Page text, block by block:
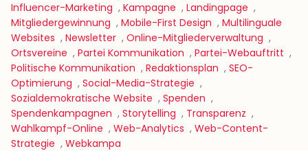
Influencer-Marketing , Kampagne , Landingpage ,
Mitgliedergewinnung , Mobile-First Design , Multilinguale
Websites , Newsletter , Online-Mitgliederverwaltung ,
Ortsvereine , Partei Kommunikation , Partei-Webauftritt ,
Politische Kommunikation , Redaktionsplan , SEO-
Optimierung , Social-Media-Strategie ,
Sozialdemokratische Website , Spenden ,
Spendenkampagnen , Storytelling , Transparenz ,
Wahlkampf-Online , Web-Analytics , Web-Content-
Strategie , Webkampa